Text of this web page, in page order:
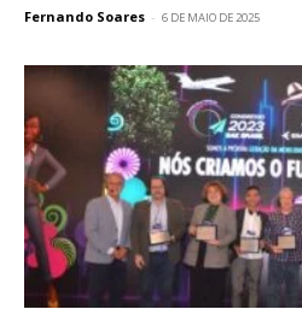
Fernando Soares - 6 DE MAIO DE 2025